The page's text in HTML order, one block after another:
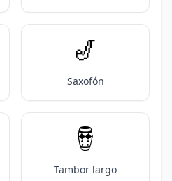
🎷
Saxofón
🪘
Tambor largo